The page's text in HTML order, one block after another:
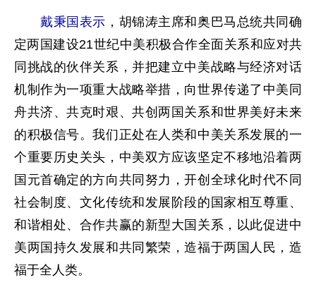
戴秉国表示 ，胡锦涛主席和奥巴马总统共同确
定两国建设21世纪中美积极合作全面关系和应对共
同挑战的伙伴关系，并把建立中美战略与经济对话
机制作为一项重大战略举措，向世界传递了中美同
舟共济、共克时艰、共创两国关系和世界美好未来
的积极信号。我们正处在人类和中美关系发展的一
个重要历史关头，中美双方应该坚定不移地沿着两
国元首确定的方向共同努力，开创全球化时代不同
社会制度、文化传统和发展阶段的国家相互尊重、
和谐相处、合作共赢的新型大国关系，以此促进中
美两国持久发展和共同繁荣，造福于两国人民，造
福于全人类。